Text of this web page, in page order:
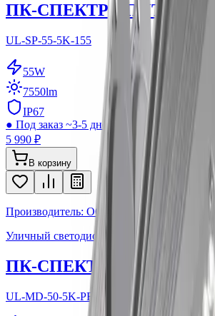
ПК-СПЕКТР СПУТНИК 55
UL-SP-55-5K-155
55W
7550lm
IP67
● Под заказ ~3-5 дней
5 990 ₽
В корзину
Производитель: ООО ПК Спектр
Уличный светодиодный светильник
ПК-СПЕКТР МОДУЛЬ 50
UL-MD-50-5K-PR